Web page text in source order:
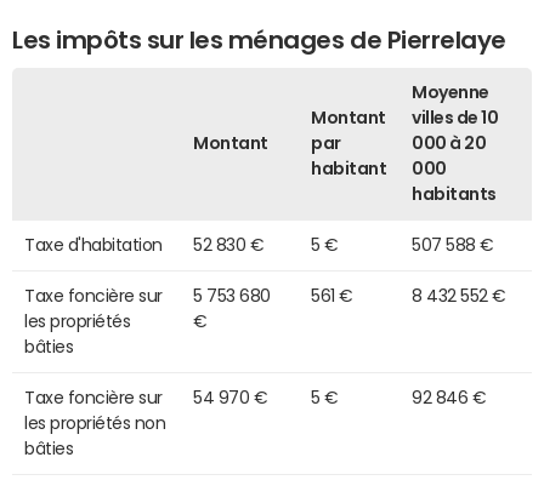
Les impôts sur les ménages de Pierrelaye
Montant
Montant
par
habitant
Moyenne
villes de 10
000 à 20
000
habitants
Taxe d'habitation 52 830 € 5 € 507 588 €
Taxe foncière sur
les propriétés
bâties
5 753 680
€
561 € 8 432 552 €
Taxe foncière sur
les propriétés non
bâties
54 970 € 5 € 92 846 €